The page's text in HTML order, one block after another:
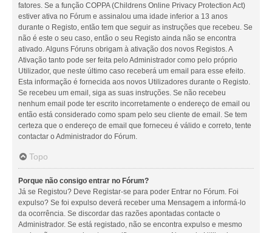
fatores. Se a função COPPA (Childrens Online Privacy Protection Act)
estiver ativa no Fórum e assinalou uma idade inferior a 13 anos
durante o Registo, então tem que seguir as instruções que recebeu. Se
não é este o seu caso, então o seu Registo ainda não se encontra
ativado. Alguns Fóruns obrigam à ativação dos novos Registos. A
Ativação tanto pode ser feita pelo Administrador como pelo próprio
Utilizador, que neste último caso receberá um email para esse efeito.
Esta informação é fornecida aos novos Utilizadores durante o Registo.
Se recebeu um email, siga as suas instruções. Se não recebeu
nenhum email pode ter escrito incorretamente o endereço de email ou
então está considerado como spam pelo seu cliente de email. Se tem
certeza que o endereço de email que forneceu é válido e correto, tente
contactar o Administrador do Fórum.
Topo
Porque não consigo entrar no Fórum?
Já se Registou? Deve Registar-se para poder Entrar no Fórum. Foi
expulso? Se foi expulso deverá receber uma Mensagem a informá-lo
da ocorrência. Se discordar das razões apontadas contacte o
Administrador. Se está registado, não se encontra expulso e mesmo